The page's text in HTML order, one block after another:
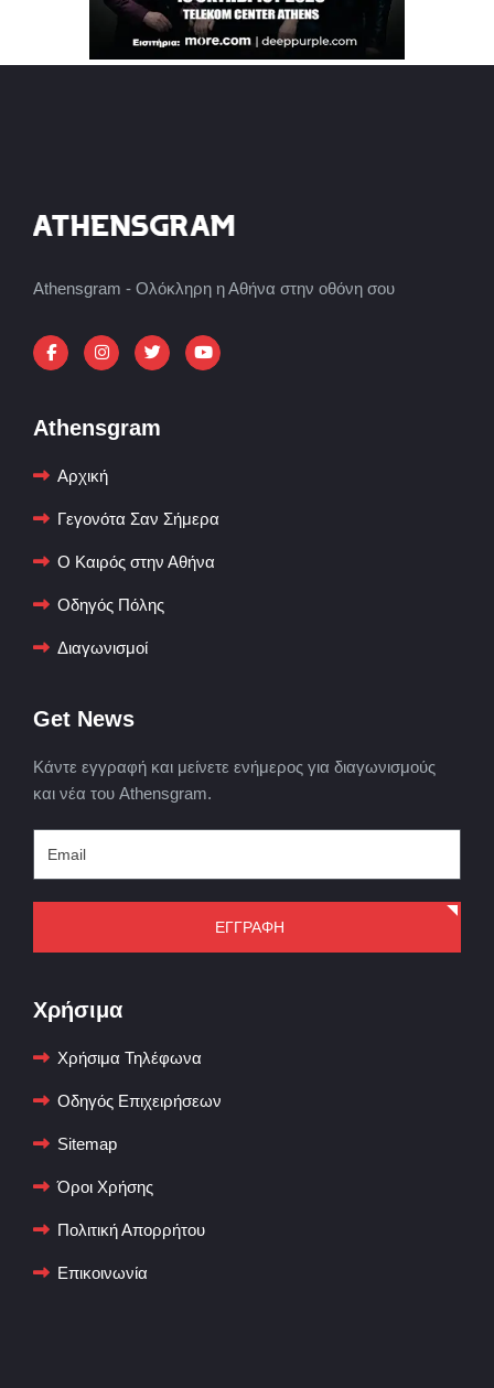
Athensgram - Ολόκληρη η Αθήνα στην οθόνη σου
Athensgram
Αρχική
Γεγονότα Σαν Σήμερα
Ο Καιρός στην Αθήνα
Οδηγός Πόλης
Διαγωνισμοί
Get News
Κάντε εγγραφή και μείνετε ενήμερος για διαγωνισμούς
και νέα του Athensgram.
ΕΓΓΡΑΦΗ
Χρήσιμα
Χρήσιμα Τηλέφωνα
Οδηγός Επιχειρήσεων
Sitemap
Όροι Χρήσης
Πολιτική Απορρήτου
Επικοινωνία